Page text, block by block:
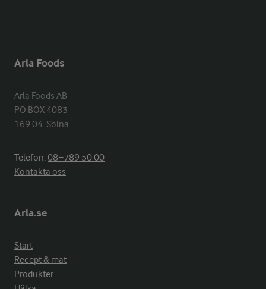
Arla Foods
Arla Foods AB
PO BOX 4083
169 04  Solna
Telefon:08−789 50 00
Kontakta oss
Arla.se
Start
Recept & mat
Produkter